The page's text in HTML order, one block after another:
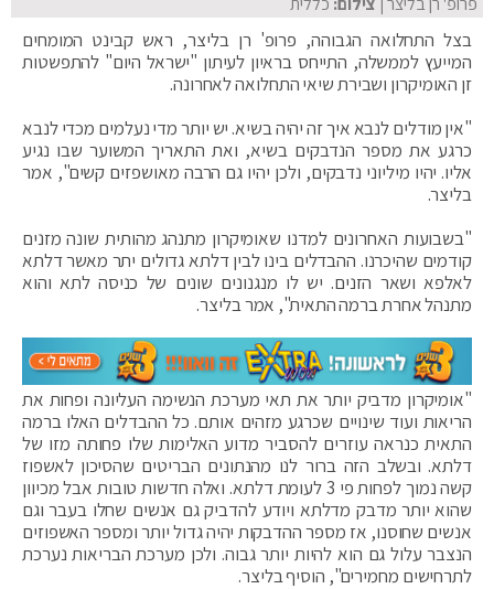
בצל התחלואה הגבוהה, פרופ' רן בליצר, ראש קבינט המומחים
המייעץ לממשלה, התייחס בראיון לעיתון "ישראל היום" להתפשטות
זן האומיקרון ושבירת שיאי התחלואה לאחרונה.
"אין מודלים לנבא איך זה יהיה בשיא. יש יותר מדי נעלמים מכדי לנבא
כרגע את מספר הנדבקים בשיא, ואת התאריך המשוער שבו נגיע
אליו. יהיו מיליוני נדבקים, ולכן יהיו גם הרבה מאושפזים קשים", אמר
בליצר.
"בשבועות האחרונים למדנו שאומיקרון מתנהג מהותית שונה מזנים
קודמים שהיכרנו. ההבדלים בינו לבין דלתא גדולים יתר מאשר דלתא
לאלפא ושאר הזנים. יש לו מנגנונים שונים של כניסה לתא והוא
מתנהל אחרת ברמה התאית", אמר בליצר.
"אומיקרון מדביק יותר את תאי מערכת הנשימה העליונה ופחות את
הריאות ועוד שינויים שכרגע מזהים אותם. כל ההבדלים האלו ברמה
התאית כנראה עוזרים להסביר מדוע האלימות שלו פחותה מזו של
דלתא. ובשלב הזה ברור לנו מהנתונים הבריטים שהסיכון לאשפוז
קשה נמוך לפחות פי 3 לעומת דלתא. ואלה חדשות טובות אבל מכיוון
שהוא יותר מדבק מדלתא ויודע להדביק גם אנשים שחלו בעבר וגם
אנשים שחוסנו, אז מספר ההדבקות יהיה גדול יותר ומספר האשפוזים
הנצבר עלול גם הוא להיות יותר גבוה. ולכן מערכת הבריאות נערכת
לתרחישים מחמירים", הוסיף בליצר.